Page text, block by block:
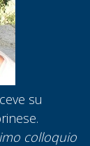
su
colloquio